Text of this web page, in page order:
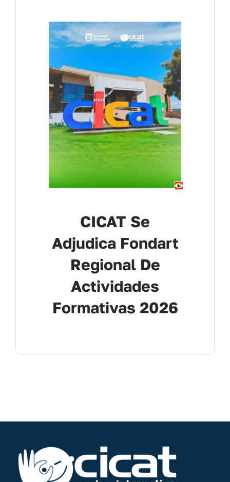
CICAT Se
Adjudica Fondart
Regional De
Actividades
Formativas 2026